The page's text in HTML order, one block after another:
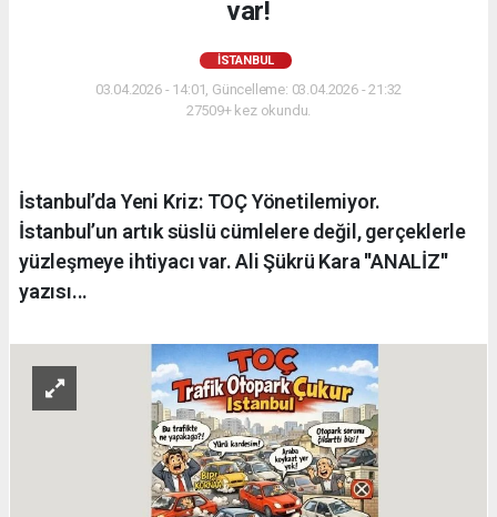
var!
İSTANBUL
03.04.2026 - 14:01, Güncelleme: 03.04.2026 - 21:32
27509+ kez okundu.
İstanbul’da Yeni Kriz: TOÇ Yönetilemiyor.
İstanbul’un artık süslü cümlelere değil, gerçeklerle
yüzleşmeye ihtiyacı var. Ali Şükrü Kara ''ANALİZ''
yazısı...